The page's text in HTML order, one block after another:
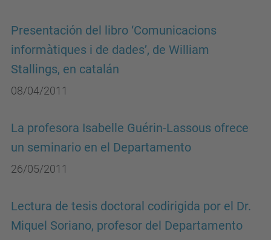
Presentación del libro ‘Comunicacions
informàtiques i de dades’, de William
Stallings, en catalán
08/04/2011
La profesora Isabelle Guérin-Lassous ofrece
un seminario en el Departamento
26/05/2011
Lectura de tesis doctoral codirigida por el Dr.
Miquel Soriano, profesor del Departamento